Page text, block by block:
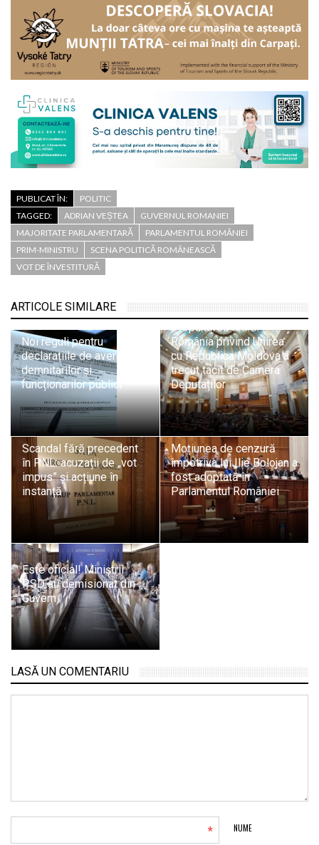
PUBLICAT ÎN:
POLITIC
TAGGED:
ADRIAN VEȘTEA
GUVERNUL ROMANIEI
MAJORITATE PARLAMENTARĂ
PARLAMENTUL ROMÂNIEI
PRIM-MINISTRU
SCENA POLITICĂ ROMÂNEASCĂ
VOT DE ÎNVESTITURĂ
ARTICOLE SIMILARE
Noi reguli pentru
declarațiile de avere ale
demnitarilor și
funcționarilor publici
Propunerea S.O.S.
România privind Unirea
cu Republica Moldova a
trecut tacit de Camera
Deputaților
Scandal fără precedent
în PNL: acuzații de „vot
impus” și acțiune în
instanță
Moțiunea de cenzură
împotriva lui Ilie Bolojan a
fost adoptată în
Parlamentul României
Este oficial! Miniștrii
PSD au demisionat din
Guvern
LASĂ UN COMENTARIU
NUME
*